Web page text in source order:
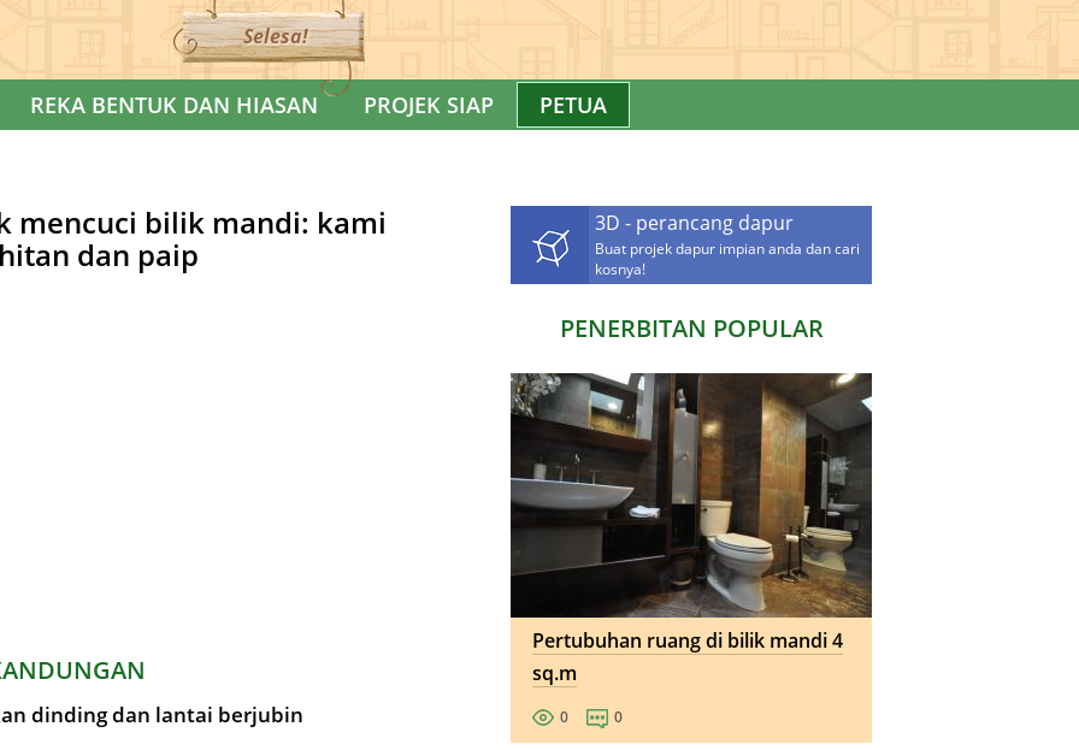
Selesa!
REKA BENTUK DAN HIASAN PROJEK SIAP PETUA
mencuci bilik mandi: kami
dan paip
dinding dan lantai berjubin
3D - perancang dapur
Buat projek dapur impian anda dan cari
kosnya!
PENERBITAN POPULAR
Pertubuhan ruang di bilik mandi 4
sq.m
0 0